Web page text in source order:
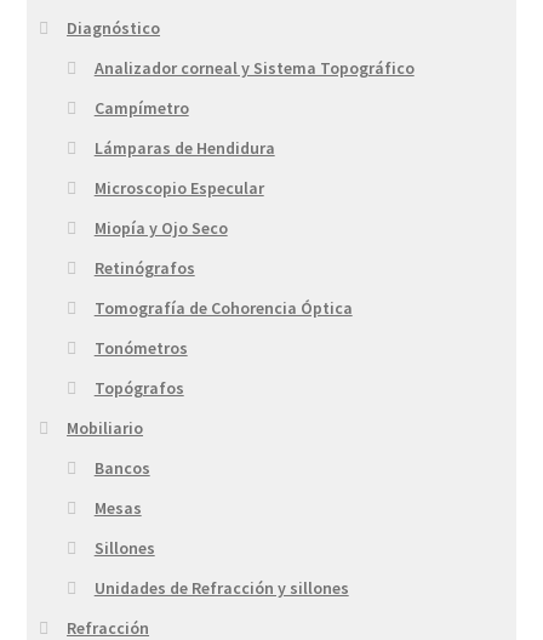
Diagnóstico
Analizador corneal y Sistema Topográfico
Campímetro
Lámparas de Hendidura
Microscopio Especular
Miopía y Ojo Seco
Retinógrafos
Tomografía de Cohorencia Óptica
Tonómetros
Topógrafos
Mobiliario
Bancos
Mesas
Sillones
Unidades de Refracción y sillones
Refracción